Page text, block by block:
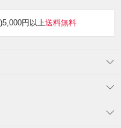
円以上送料無料